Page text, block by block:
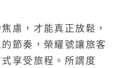
慮，才能真正放鬆，
節奏，榮耀號讓旅客
享受旅程。所謂度